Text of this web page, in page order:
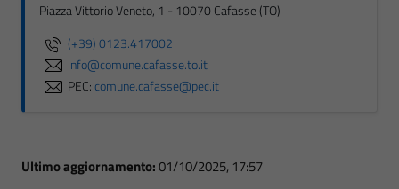
Piazza Vittorio Veneto, 1 - 10070 Cafasse (TO)
(+39) 0123.417002
info@comune.cafasse.to.it
PEC:comune.cafasse@pec.it
Ultimo aggiornamento:01/10/2025, 17:57